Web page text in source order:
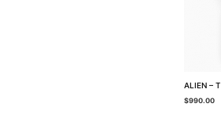
ALIEN –
$990.00